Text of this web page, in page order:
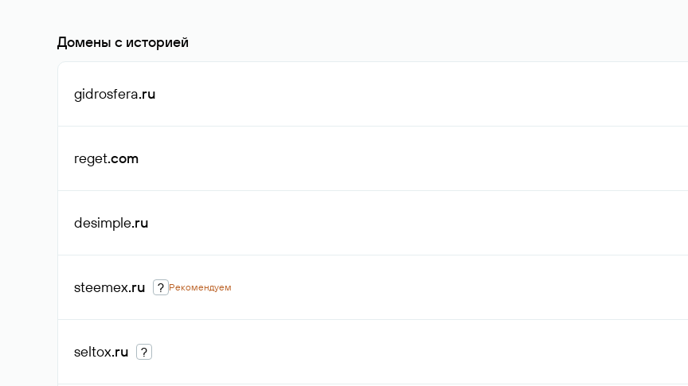
Домены с историей
gidrosfera.ru
reget.com
desimple.ru
steemex.ru ? Рекомендуем
seltox.ru ?